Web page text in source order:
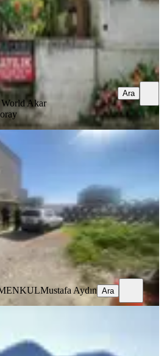
Zelal Şahin Koray
Akar
Ara
Satılık Arsa ( Hisseli)
18.750/m² 14.07.2026
₺
Mustafa Aydın
Mustafa Aydın Ara